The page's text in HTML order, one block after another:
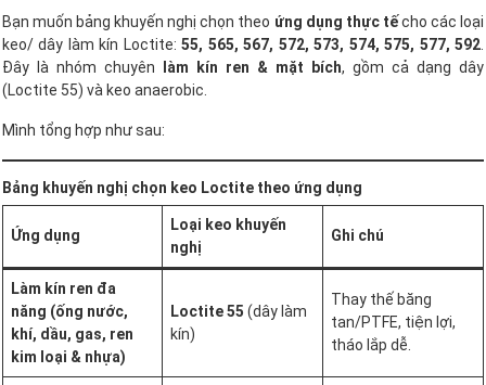
Bạn muốn bảng khuyến nghị chọn theo ứng dụng thực tếcho các loại
keo/ dây làm kín Loctite:55, 565, 567, 572, 573, 574, 575, 577, 592
Đây là nhóm chuyên
làm kín ren & mặt bích, gồm cả dạng dây
(Loctite 55) và keo anaerobic.
Mình tổng hợp như sau:
Bảng khuyến nghị chọn keo Loctite theo ứng dụng
Ứng dụng
Loại keo khuyến
nghị
Ghi chú
Làm kín ren đa
năng (ống nước,
khí, dầu, gas, ren
kim loại & nhựa)
Loctite 55 (dây làm
kín)
Thay thế băng
tan/PTFE, tiện lợi,
tháo lắp dễ.